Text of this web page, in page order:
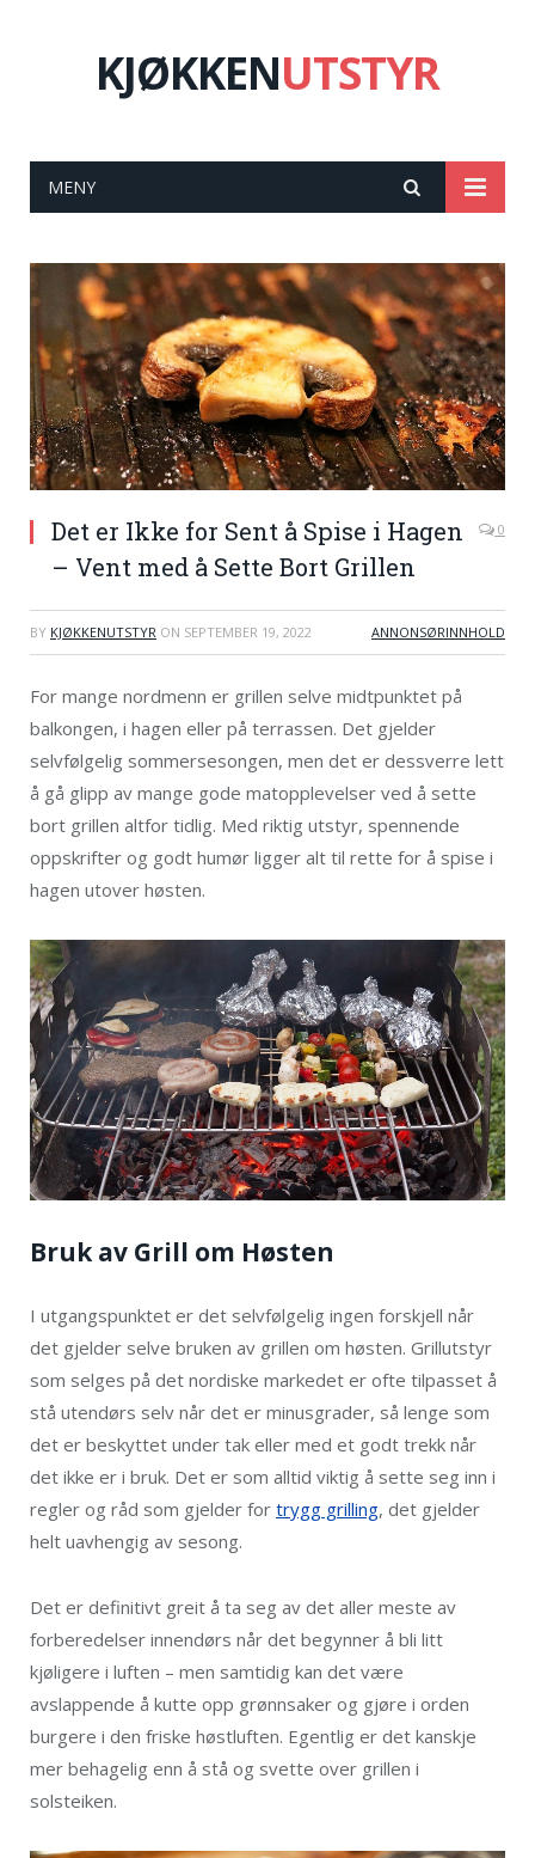
KJØKKENUTSTYR
MENY
Det er Ikke for Sent å Spise i Hagen
– Vent med å Sette Bort Grillen
0
BY KJØKKENUTSTYR ON SEPTEMBER 19, 2022 ANNONSØRINNHOLD
For mange nordmenn er grillen selve midtpunktet på
balkongen, i hagen eller på terrassen. Det gjelder
selvfølgelig sommersesongen, men det er dessverre lett
å gå glipp av mange gode matopplevelser ved å sette
bort grillen altfor tidlig. Med riktig utstyr, spennende
oppskrifter og godt humør ligger alt til rette for å spise i
hagen utover høsten.
Bruk av Grill om Høsten
I utgangspunktet er det selvfølgelig ingen forskjell når
det gjelder selve bruken av grillen om høsten. Grillutstyr
som selges på det nordiske markedet er ofte tilpasset å
stå utendørs selv når det er minusgrader, så lenge som
det er beskyttet under tak eller med et godt trekk når
det ikke er i bruk. Det er som alltid viktig å sette seg inn i
regler og råd som gjelder for trygg grilling, det gjelder
helt uavhengig av sesong.
Det er definitivt greit å ta seg av det aller meste av
forberedelser innendørs når det begynner å bli litt
kjøligere i luften – men samtidig kan det være
avslappende å kutte opp grønnsaker og gjøre i orden
burgere i den friske høstluften. Egentlig er det kanskje
mer behagelig enn å stå og svette over grillen i
solsteiken.